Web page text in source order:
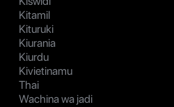
Kitamil
Kituruki
Kiurania
Kiurdu
Kivietinamu
Thai
Wachina wa jadi